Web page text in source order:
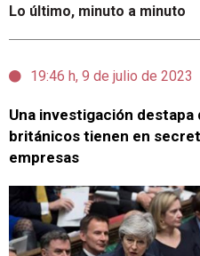
Lo último, minuto a minuto
19:46 h, 9 de julio de 2023
Una investigación
británicos tienen en
empresas